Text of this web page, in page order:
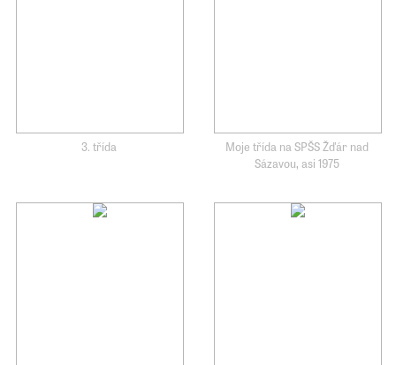
3. třída
Moje třída na SPŠS Žďár nad
Sázavou, asi 1975